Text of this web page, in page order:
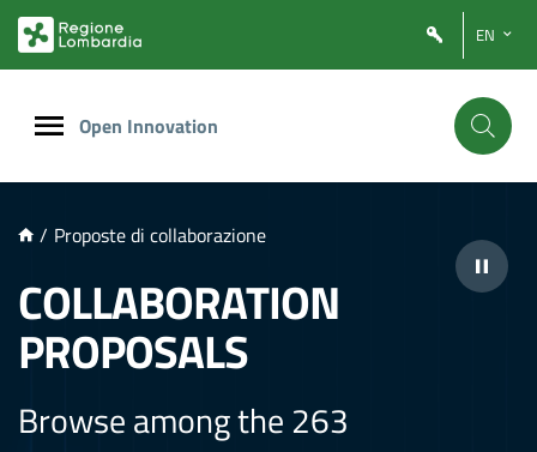
PRINCIPALE
EN
Open Innovation
/ Proposte di collaborazione
COLLABORATION
PROPOSALS
Browse among the 263